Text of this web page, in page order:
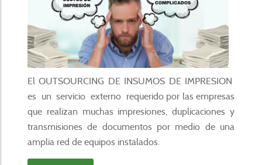
El OUTSOURCING DE INSUMOS DE IMPRESION
es un servicio externo requerido por las empresas
que realizan muchas impresiones, duplicaciones y
transmisiones de documentos por medio de una
amplia red de equipos instalados.